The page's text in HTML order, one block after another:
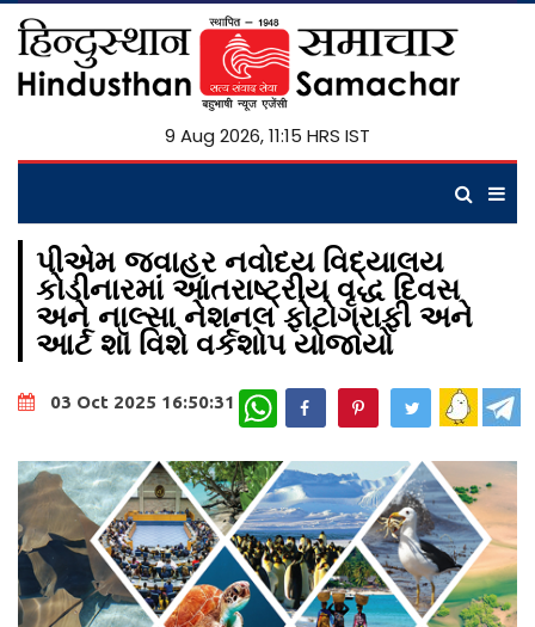
9 Aug 2026, 11:15 HRS IST
પીએમ જવાહર નવોદય વિદ્યાલય
કોડીનારમાં આંતરાષ્ટ્રીય વૃદ્ધ દિવસ
અને નાલ્સા નેશનલ ફોટોગ્રાફી અને
આર્ટ શૉ વિશે વર્કશોપ યોજાયો
03 Oct 2025 16:50:31 WhatsApp